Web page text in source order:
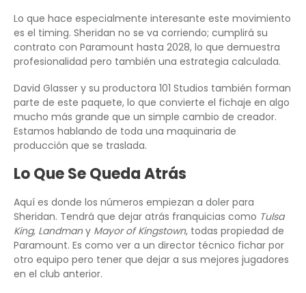
Lo que hace especialmente interesante este movimiento
es el timing. Sheridan no se va corriendo; cumplirá su
contrato con Paramount hasta 2028, lo que demuestra
profesionalidad pero también una estrategia calculada.
David Glasser y su productora 101 Studios también forman
parte de este paquete, lo que convierte el fichaje en algo
mucho más grande que un simple cambio de creador.
Estamos hablando de toda una maquinaria de
producción que se traslada.
Lo Que Se Queda Atrás
Aquí es donde los números empiezan a doler para
Sheridan. Tendrá que dejar atrás franquicias como Tulsa
King, Landmany Mayor of Kingstown, todas propiedad de
Paramount. Es como ver a un director técnico fichar por
otro equipo pero tener que dejar a sus mejores jugadores
en el club anterior.